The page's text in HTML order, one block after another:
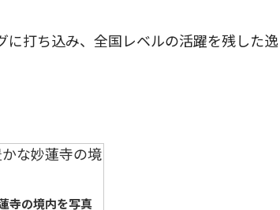
打ち込み、全国レベルの活躍を残した逸
寺の境内を写真